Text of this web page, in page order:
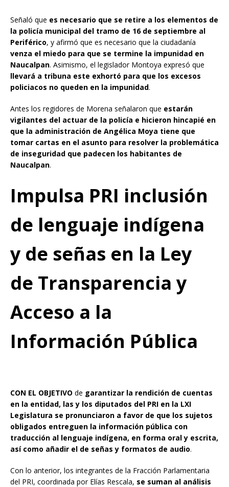
Señaló que es necesario que se retire a los elementos de
la policía municipal del tramo de 16 de septiembre al
Periférico, y afirmó que es necesario que la ciudadanía
venza el miedo para que se termine la impunidad en
Naucalpan. Asimismo, el legislador Montoya expresó que
llevará a tribuna este exhortó para que los excesos
policiacos no queden en la impunidad.
Antes los regidores de Morena señalaron que estarán
vigilantes del actuar de la policía e hicieron hincapié en
que la administración de Angélica Moya tiene que
tomar cartas en el asunto para resolver la problemática
de inseguridad que padecen los habitantes de
Naucalpan.
Impulsa PRI inclusión
de lenguaje indígena
y de señas en la Ley
de Transparencia y
Acceso a la
Información Pública
CON EL OBJETIVO de garantizar la rendición de cuentas
en la entidad, las y los diputados del PRI en la LXI
Legislatura se pronunciaron a favor de que los sujetos
obligados entreguen la información pública con
traducción al lenguaje indígena, en forma oral y escrita,
así como añadir el de señas y formatos de audio.
Con lo anterior, los integrantes de la Fracción Parlamentaria
del PRI, coordinada por Elías Rescala, se suman al análisis